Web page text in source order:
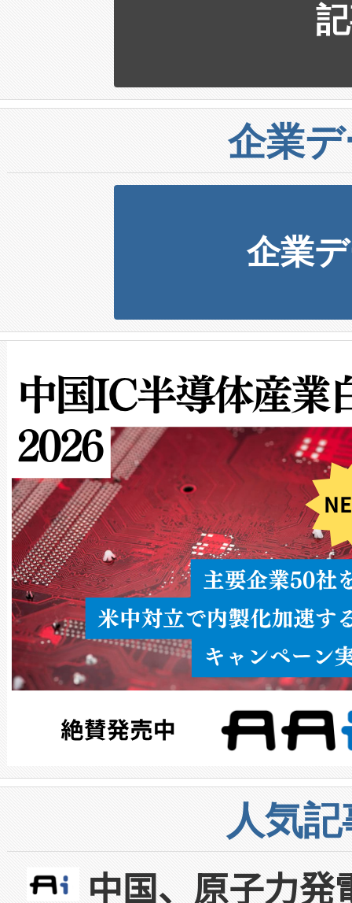
企業
企業
人気
中国、原子力